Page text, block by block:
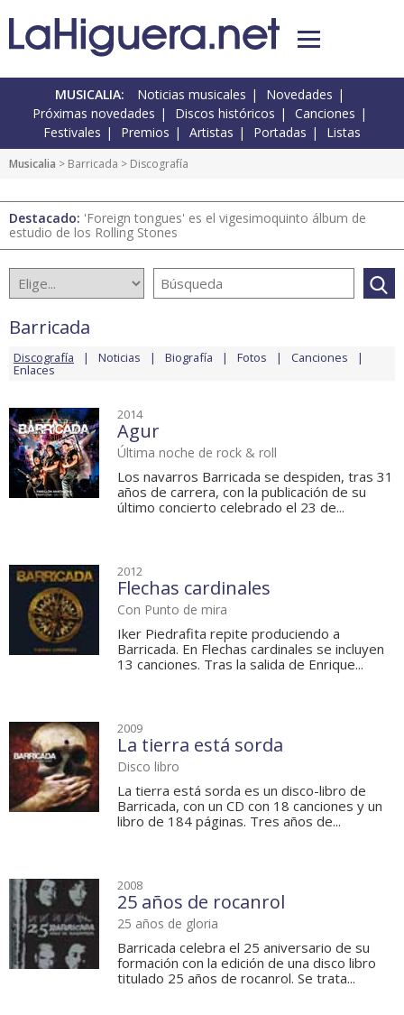
MUSICALIA: Noticias musicales
Novedades
Próximas novedades
Discos históricos
Canciones
Festivales
Premios Artistas Portadas Listas
Musicalia > Barricada > Discografía
Destacado: 'Foreign tongues' es el vigesimoquinto álbum de
estudio de los Rolling Stones
Barricada
Discografía Noticias Biografía Fotos Canciones
Enlaces
2014
Agur
Última noche de rock & roll
Los navarros Barricada se despiden, tras 31
años de carrera, con la publicación de su
último concierto celebrado el 23 de...
2012
Flechas cardinales
Con Punto de mira
Iker Piedrafita repite produciendo a
Barricada. En Flechas cardinales se incluyen
13 canciones. Tras la salida de Enrique...
2009
La tierra está sorda
Disco libro
La tierra está sorda es un disco-libro de
Barricada, con un CD con 18 canciones y un
libro de 184 páginas. Tres años de...
2008
25 años de rocanrol
25 años de gloria
Barricada celebra el 25 aniversario de su
formación con la edición de una disco libro
titulado 25 años de rocanrol. Se trata...